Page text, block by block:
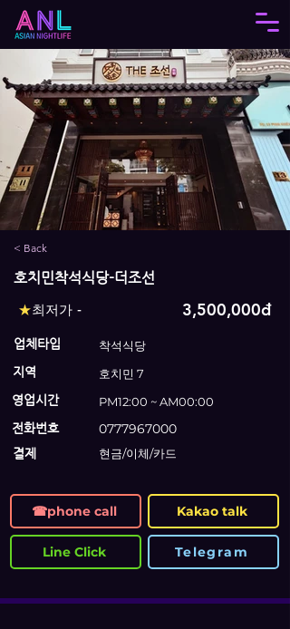
< Back
호치민착석식당-더조선
★최저가 - 3,500,000đ
업체타입
착석식당
지역
호치민 7
영업시간
PM12:00 ~ AM00:00
전화번호
0777967000
결제 현금/이체/카드
☎phone call Kakao talk
Line Click Telegram